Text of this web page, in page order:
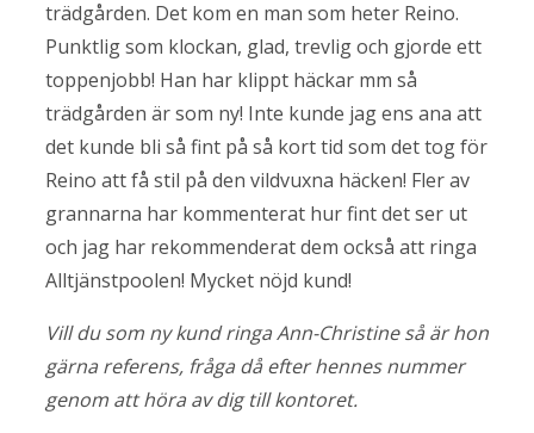
trädgården. Det kom en man som heter Reino.
Punktlig som klockan, glad, trevlig och gjorde ett
toppenjobb! Han har klippt häckar mm så
trädgården är som ny! Inte kunde jag ens ana att
det kunde bli så fint på så kort tid som det tog för
Reino att få stil på den vildvuxna häcken! Fler av
grannarna har kommenterat hur fint det ser ut
och jag har rekommenderat dem också att ringa
Alltjänstpoolen! Mycket nöjd kund!
Vill du som ny kund ringa Ann-Christine så är hon
gärna referens, fråga då efter hennes nummer
genom att höra av dig till kontoret.